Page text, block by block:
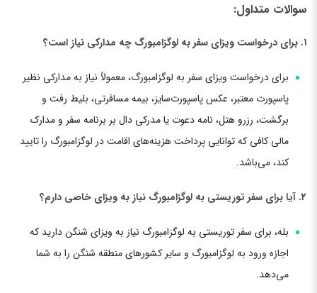
سوالات متداول:
۱. برای درخواست ویزای سفر به لوگزامبورگ چه مدارکی نیاز است؟
برای درخواست ویزای سفر به لوگزامبورگ، معمولاً نیاز به مدارکی نظیر
پاسپورت معتبر، عکس پاسپورت‌سایز، بیمه‌ مسافرتی، بلیط رفت و
برگشت، رزرو هتل، نامه دعوت یا مدرکی دال بر برنامه سفر و مدارک
مالی کافی که توانایی پرداخت هزینه‌های اقامت در لوگزامبورگ را تایید
کند، می‌باشد.
۲. آیا برای سفر توریستی به لوگزامبورگ نیاز به ویزای خاصی دارم؟
بله، برای سفر توریستی به لوگزامبورگ نیاز به ویزای شنگن دارید که
اجازه ورود به لوگزامبورگ و سایر کشورهای منطقه شنگن را به شما
می‌دهد.